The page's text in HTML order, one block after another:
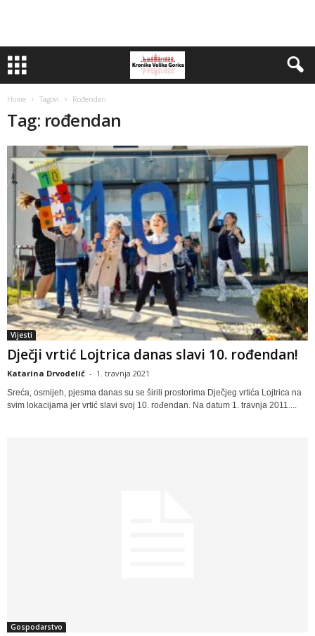
Home Tagovi Rođendan
Tag: rođendan
Vijesti
Dječji vrtić Lojtrica danas slavi 10. rođendan!
Katarina Drvodelić - 1. travnja 2021
Sreća, osmijeh, pjesma danas su se širili prostorima Dječjeg vrtića Lojtrica na
svim lokacijama jer vrtić slavi svoj 10. rođendan. Na datum 1. travnja 2011....
Gospodarstvo